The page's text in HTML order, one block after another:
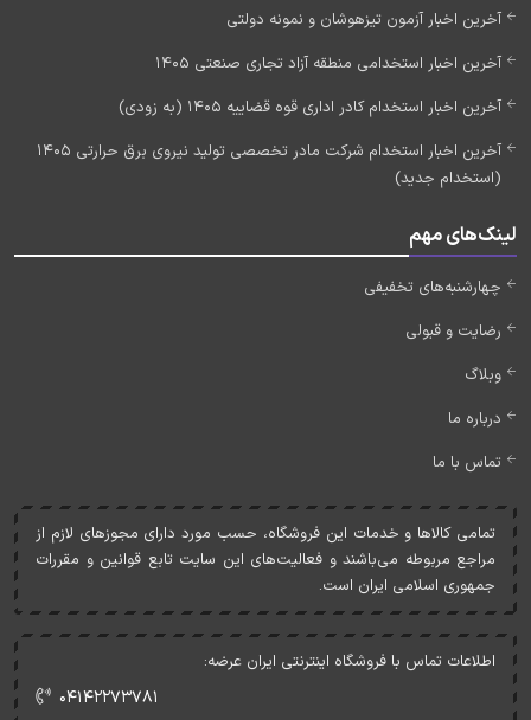
آخرین اخبار آزمون تیزهوشان و نمونه دولتی
آخرین اخبار استخدامی منطقه آزاد تجاری صنعتی 1405
آخرین اخبار استخدام کادر اداری قوه قضاییه 1405 (به زودی)
آخرین اخبار استخدام شرکت مادر تخصصی تولید نیروی برق حرارتی 1405
(استخدام جدید)
لینک‌های مهم
چهارشنبه‌های تخفیفی
رضایت و قبولی
وبلاگ
درباره ما
تماس با ما
تمامی کالاها و خدمات اين فروشگاه، حسب مورد دارای مجوزهای لازم از
مراجع مربوطه می‌باشند و فعاليت‌های اين سايت تابع قوانين و مقررات
جمهوری اسلامی ايران است.
اطلاعات تماس با فروشگاه اینترنتی ایران عرضه:
۰۴۱۴۲۲۷۳۷۸۱